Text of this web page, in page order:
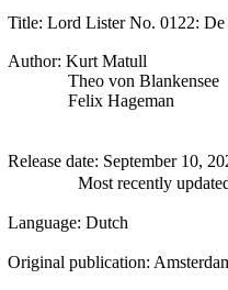
Title: Lord Lister No. 0122:
Author: Kurt Matull
Theo von Blankensee
Felix Hageman
Release date: September 10,
Most recently
Language: Dutch
Original publication: